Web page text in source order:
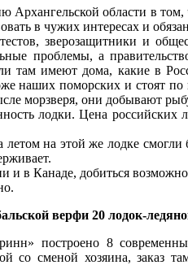
области в том,
в чужих интересах и
зверозащитники и
проблемы, а
там имеют дома, какие в
наших поморских и стоят
морзверя, они добывают
лодки. Цена российских
на этой же лодке
и в Канаде, добиться
верфи 20 лодок-
построено 8
со сменой хозяина, заказ